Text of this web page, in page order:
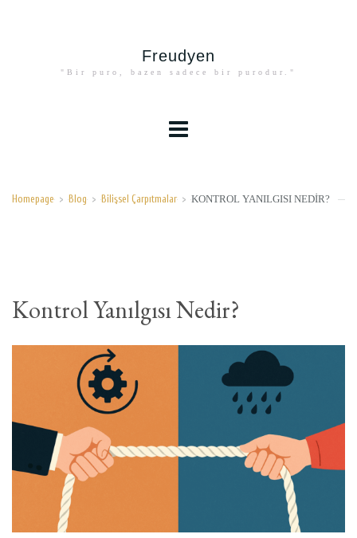
Freudyen
"Bir puro, bazen sadece bir purodur."
Homepage > Blog > Bilişsel Çarpıtmalar > KONTROL YANILGISI NEDIR?
Kontrol Yanılgısı Nedir?